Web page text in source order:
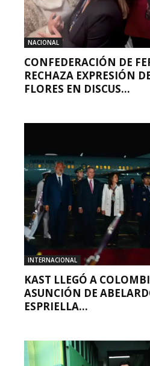
NACIONAL
CONFEDERACIÓN DE
RECHAZA EXPRESIÓN
FLORES EN DISCUS...
INTERNACIONAL
KAST LLEGÓ A
ASUNCIÓN DE
ESPRIELLA...